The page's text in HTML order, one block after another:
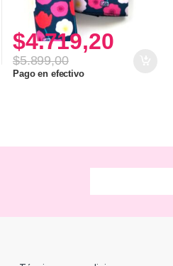
$4.719,20
$5.899,00
Pago en efectivo